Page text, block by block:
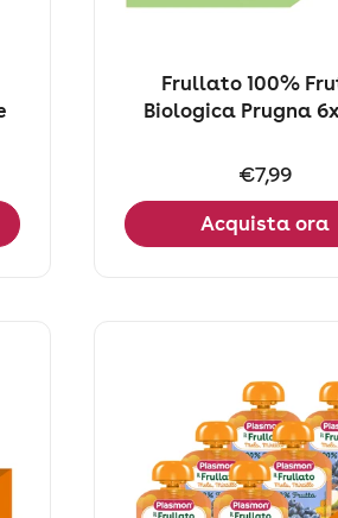
Frullato 100%
Biologica Prugna
Prezzo:
€7,99
Acquista ora